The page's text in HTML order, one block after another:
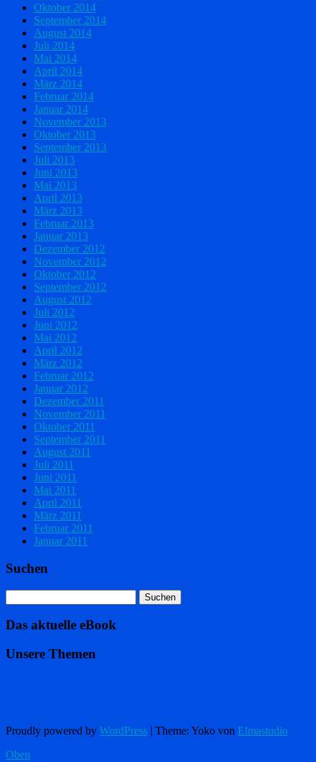
Oktober 2014
September 2014
August 2014
Juli 2014
Mai 2014
April 2014
März 2014
Februar 2014
Januar 2014
November 2013
Oktober 2013
September 2013
Juli 2013
Juni 2013
Mai 2013
April 2013
März 2013
Februar 2013
Januar 2013
Dezember 2012
November 2012
Oktober 2012
September 2012
August 2012
Juli 2012
Juni 2012
Mai 2012
April 2012
März 2012
Februar 2012
Januar 2012
Dezember 2011
November 2011
Oktober 2011
September 2011
August 2011
Juli 2011
Juni 2011
Mai 2011
April 2011
März 2011
Februar 2011
Januar 2011
Suchen
Das aktuelle eBook
Unsere Themen
Proudly powered by WordPress | Theme: Yoko von Elmastudio
Oben